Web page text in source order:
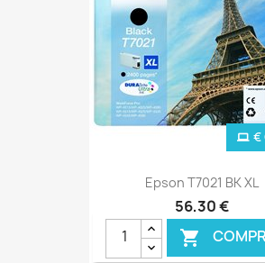
Epson T7021 BK XL
56,30 €

€